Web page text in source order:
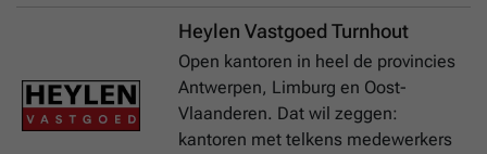
Heylen Vastgoed Turnhout
Open kantoren in heel de provincies
Antwerpen, Limburg en Oost-
Vlaanderen. Dat wil zeggen:
kantoren met telkens medewerkers